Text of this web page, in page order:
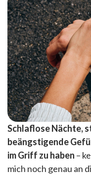
Schlaflose Nächte,
beängstigende
im Griff zu haben –
mich noch genau an